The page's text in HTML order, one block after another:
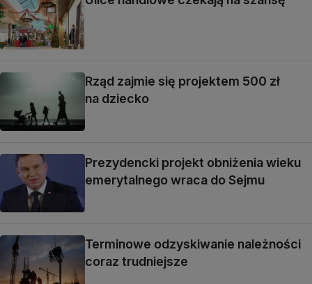
Rząd zajmie się projektem 500 zł
na dziecko
Prezydencki projekt obniżenia wieku
emerytalnego wraca do Sejmu
Terminowe odzyskiwanie należności
coraz trudniejsze